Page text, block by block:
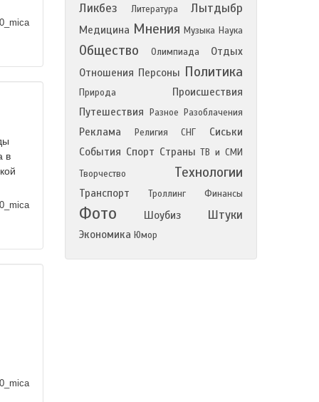
в
Ликбез
Литература Лытдыбр
Медицина Мнения Музыка Наука
Общество Олимпиада
Отдых
Отношения Персоны Политика
Природа
Происшествия
Путешествия
Разное Разоблачения
Реклама Религия СНГ
Сиськи
События Спорт Страны ТВ и СМИ
Творчество
Технологии
Транспорт Троллинг Финансы
Фото Шоубиз Штуки
Экономика Юмор